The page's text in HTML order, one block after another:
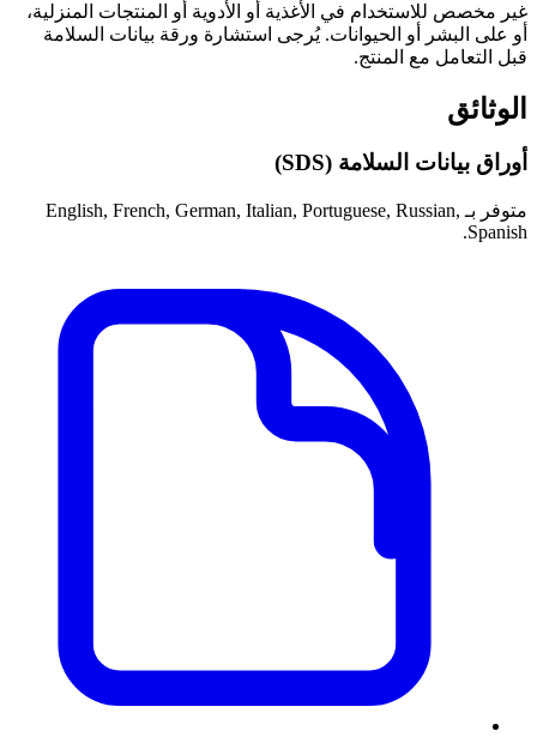
غير مخصص للاستخدام في الأغذية أو الأدوية أو المنتجات المنزلية،
أو على البشر أو الحيوانات. يُرجى استشارة ورقة بيانات السلامة
قبل التعامل مع المنتج.
الوثائق
أوراق بيانات السلامة (SDS)
متوفر بـ English, French, German, Italian, Portuguese, Russian,
Spanish.